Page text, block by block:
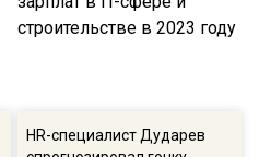
HR-специалист Дударев